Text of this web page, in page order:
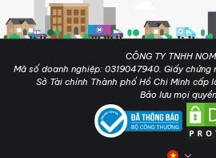
CÔNG TY TNHH
Mã số doanh nghiệp: 0319047940. Giấy
Sở Tài chính Thành phố Hồ Chi Minh cấp
Bảo lưu mọi quyền.